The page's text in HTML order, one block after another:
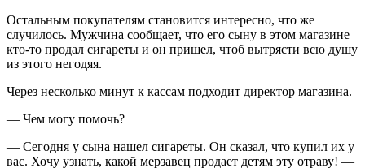
Остальным покупателям становится интересно, что же
случилось. Мужчина сообщает, что его сыну в этом магазине
кто-то продал сигареты и он пришел, чтоб вытрясти всю душу
из этого негодяя.
Через несколько минут к кассам подходит директор магазина.
— Чем могу помочь?
— Сегодня у сына нашел сигареты. Он сказал, что купил их у
вас. Хочу узнать, какой мерзавец продает детям эту отраву! —